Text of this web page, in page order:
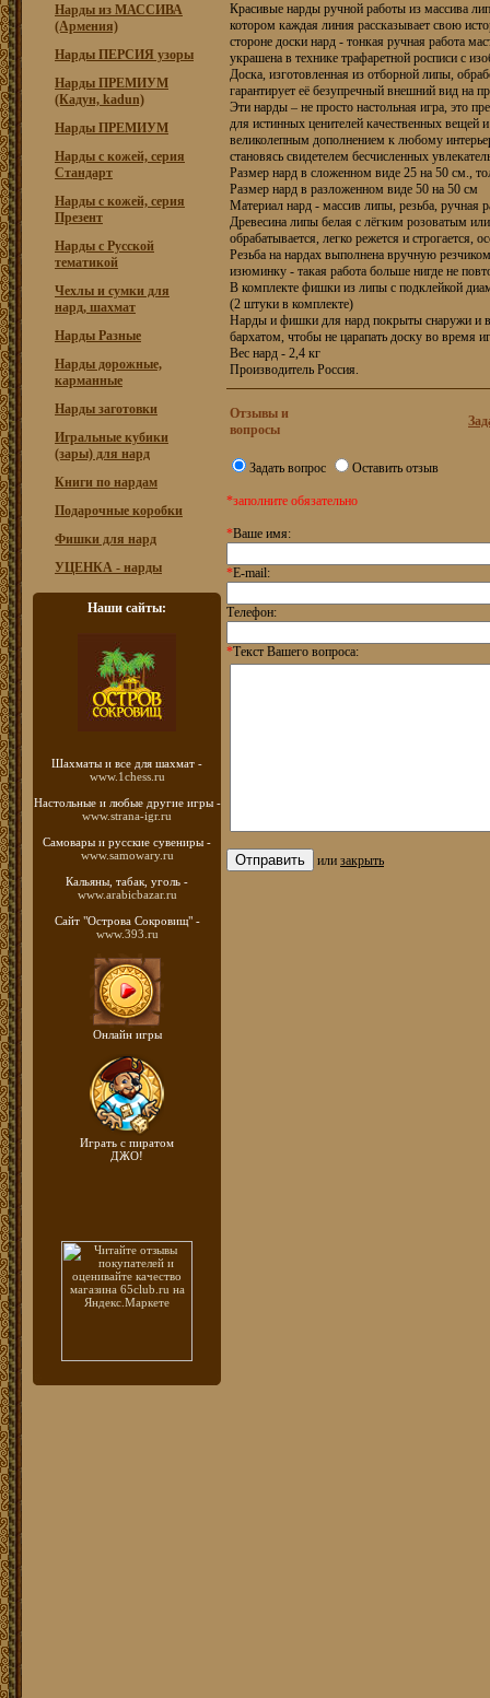
Нарды из МАССИВА
(Армения)
Нарды ПЕРСИЯ узоры
Нарды ПРЕМИУМ
(Кадун, kadun)
Нарды ПРЕМИУМ
Нарды с кожей, серия
Стандарт
Нарды с кожей, серия
Презент
Нарды с Русской
тематикой
Чехлы и сумки для
нард, шахмат
Нарды Разные
Нарды дорожные,
карманные
Нарды заготовки
Игральные кубики
(зары) для нард
Книги по нардам
Подарочные коробки
Фишки для нард
УЦЕНКА - нарды
Наши сайты:
Шахматы и все для шахмат -
www.1chess.ru
Настольные и любые другие игры -
www.strana-igr.ru
Самовары и русские сувениры -
www.samowary.ru
Кальяны, табак, уголь -
www.arabicbazar.ru
Сайт "Острова Сокровищ" -
www.393.ru
Онлайн игры
Играть с пиратом
ДЖО!
Красивые нарды ручной работы из массива
котором каждая линия рассказывает свою
стороне доски нард - тонкая ручная работа
украшена в технике трафаретной росписи с
Доска, изготовленная из отборной липы,
гарантирует её безупречный внешний вид на
Эти нарды – не просто настольная игра, это
для истинных ценителей качественных вещей
великолепным дополнением к любому
становясь свидетелем бесчисленных
Размер нард в сложенном виде 25 на 50 см.,
Размер нард в разложенном виде 50 на 50 см
Материал нард - массив липы, резьба, ручная
Древесина липы белая с лёгким розоватым
обрабатывается, легко режется и строгается,
Резьба на нардах выполнена вручную
изюминку - такая работа больше нигде не
В комплекте фишки из липы с подклейкой
(2 штуки в комплекте)
Нарды и фишки для нард покрыты снаружи и
бархатом, чтобы не царапать доску во время
Вес нард - 2,4 кг
Производитель Россия.
Отзывы и
вопросы
Задать вопрос Оставить отзыв
*заполните обязательно
*Ваше имя:
*E-mail:
Телефон:
*Текст Вашего вопроса:
или закрыть